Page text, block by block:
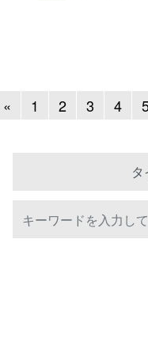
«Previous
1 2 3 4